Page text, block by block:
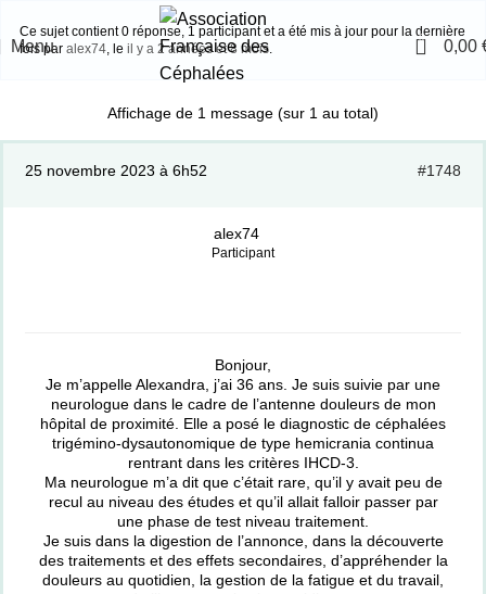
Menu 0 0,00
Ce sujet contient 0 réponse, 1 participant et a été mis à jour pour la dernière
fois par alex74, le il y a 2 années et 8 mois.
Affichage de 1 message (sur 1 au total)
25 novembre 2023 à 6h52 #1748
alex74
Participant
Bonjour,
Je m’appelle Alexandra, j’ai 36 ans. Je suis suivie par une
neurologue dans le cadre de l’antenne douleurs de mon
hôpital de proximité. Elle a posé le diagnostic de céphalées
trigémino-dysautonomique de type hemicrania continua
rentrant dans les critères IHCD-3.
Ma neurologue m’a dit que c’était rare, qu’il y avait peu de
recul au niveau des études et qu’il allait falloir passer par
une phase de test niveau traitement.
Je suis dans la digestion de l’annonce, dans la découverte
des traitements et des effets secondaires, d’appréhender la
douleurs au quotidien, la gestion de la fatigue et du travail,